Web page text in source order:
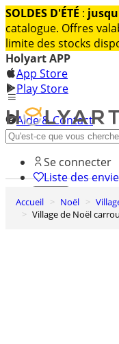
SOLDES D'ÉTÉ :
catalogue. Offres
limite des stocks
Holyart APP
App Store
Play Store
Aide & Contact
Découvrez Premium
Se connecter
Liste des
0
Panier
Accueil Noël
Village de Noël